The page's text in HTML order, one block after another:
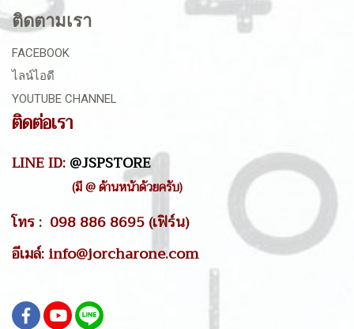
ติดตามเรา
FACEBOOK
ไลน์ไอดี
YOUTUBE CHANNEL
ติดต่อเรา
LINE ID:@JSPSTORE
(มี @ ด้านหน้าด้วยครับ)
โทร : 098 886 8695 (เฟิร์น)
อีเมล์: info@jorcharone.com